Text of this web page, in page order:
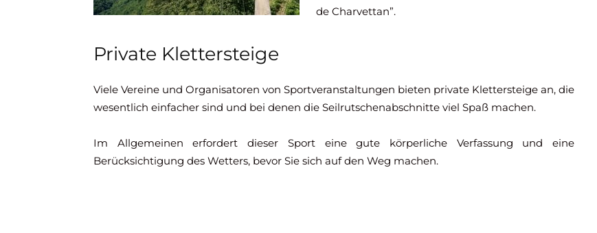
de Charvettan”.
Private Klettersteige
Viele Vereine und Organisatoren von Sportveranstaltungen bieten private Klettersteige an, die
wesentlich einfacher sind und bei denen die Seilrutschenabschnitte viel Spaß machen.
Im Allgemeinen erfordert dieser Sport eine gute körperliche Verfassung und eine
Berücksichtigung des Wetters, bevor Sie sich auf den Weg machen.